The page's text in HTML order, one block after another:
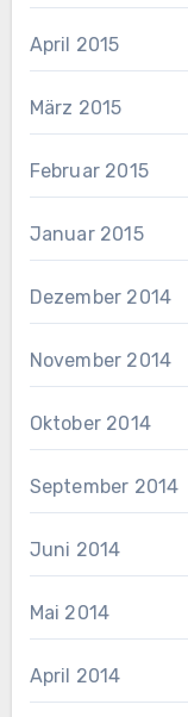
April 2015
März 2015
Februar 2015
Januar 2015
Dezember 2014
November 2014
Oktober 2014
September 2014
Juni 2014
Mai 2014
April 2014